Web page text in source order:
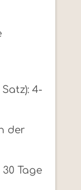
4-
der
Tage